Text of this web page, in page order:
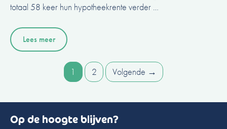
totaal 58 keer hun hypotheekrente verder …
Lees meer
Pagina
1 Pagina
2 Volgende →
Op de hoogte blijven?